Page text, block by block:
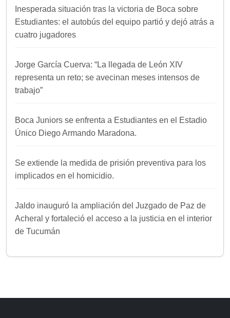
Inesperada situación tras la victoria de Boca sobre
Estudiantes: el autobús del equipo partió y dejó atrás a
cuatro jugadores
Jorge García Cuerva: “La llegada de León XIV
representa un reto; se avecinan meses intensos de
trabajo”
Boca Juniors se enfrenta a Estudiantes en el Estadio
Único Diego Armando Maradona.
Se extiende la medida de prisión preventiva para los
implicados en el homicidio.
Jaldo inauguró la ampliación del Juzgado de Paz de
Acheral y fortaleció el acceso a la justicia en el interior
de Tucumán